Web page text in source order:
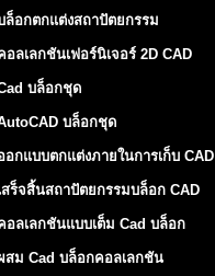
ล็อกตกแต่งสถาปัตยกรรม
อลเลกชันเฟอร์นิเจอร์ 2D CAD
บล็อกชุด
บล็อกชุด
อกแบบตกแต่งภายในการเก็บ CAD
สร็จสิ้นสถาปัตยกรรมบล็อก CAD
อลเลกชันแบบเต็ม Cad บล็อก
สม Cad บล็อกคอลเลกชัน